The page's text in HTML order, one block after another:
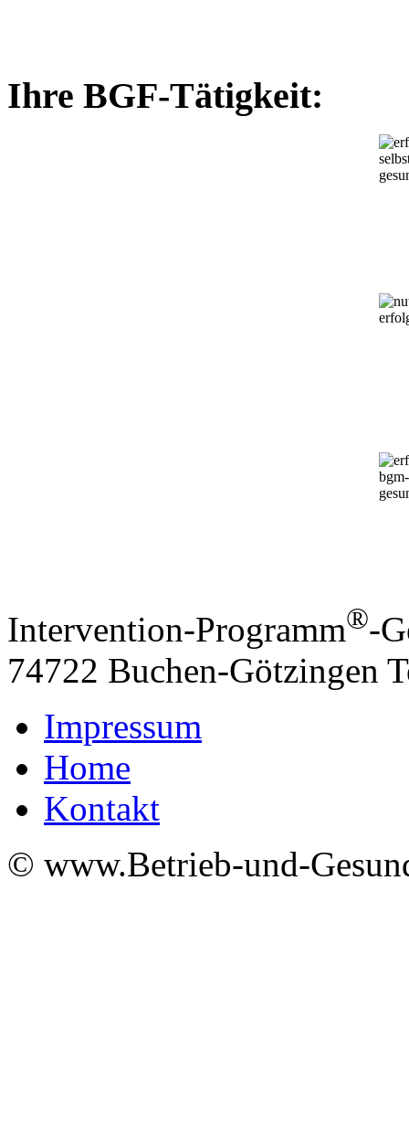
Ihre BGF-Tätigkeit:
Intervention-Programm®-
74722 Buchen-Götzingen
Impressum
Home
Kontakt
© www.Betrieb-und-